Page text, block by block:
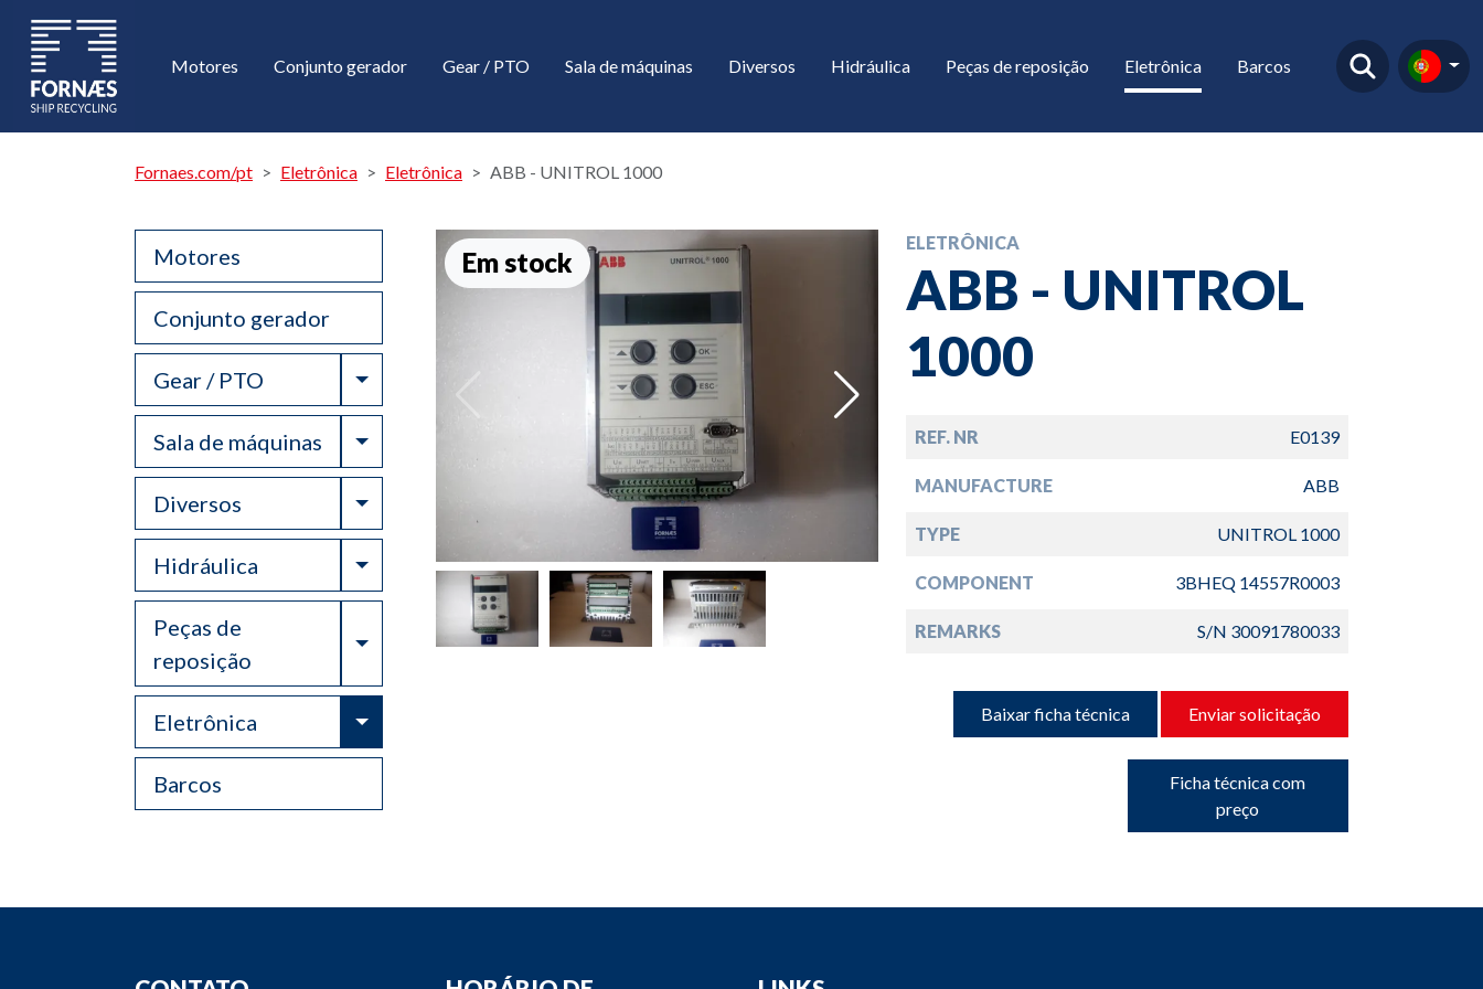
Motores Conjunto gerador Gear / PTO Sala de máquinas Diversos Hidráulica Peças de reposição Eletrônica Barcos
Fornaes.com/pt Eletrônica Eletrônica ABB - UNITROL 1000
Motores
Conjunto gerador
Gear / PTO Toggle Dropdown
Sala de máquinas Toggle Dropdown
Diversos Toggle Dropdown
Hidráulica Toggle Dropdown
Peças de
reposição
Toggle Dropdown
Eletrônica Toggle Dropdown
Barcos
Em stock
ELETRÔNICA
ABB - UNITROL
1000
REF. NR E0139
MANUFACTURE ABB
TYPE UNITROL 1000
COMPONENT 3BHEQ 14557R0003
REMARKS S/N 30091780033
Baixar ficha técnica Enviar solicitação
Ficha técnica com
preço